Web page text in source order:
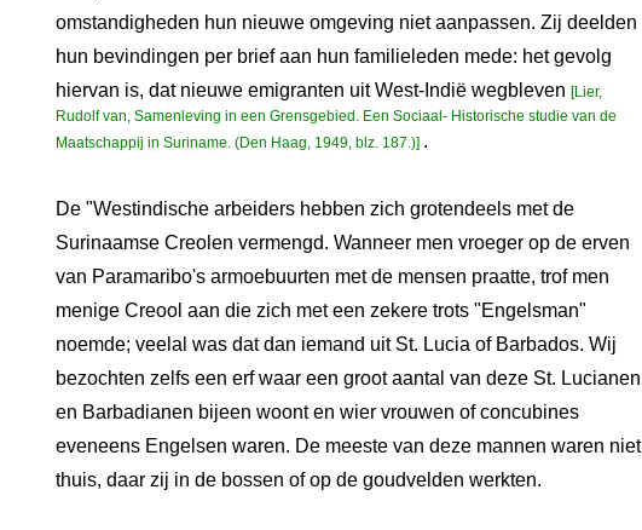
omstandigheden hun nieuwe omgeving niet aanpassen. Zij deelden
hun bevindingen per brief aan hun familieleden mede: het gevolg
hiervan is, dat nieuwe emigranten uit West-Indië wegbleven [Lier,
Rudolf van, Samenleving in een Grensgebied. Een Sociaal- Historische studie van de
Maatschappij in Suriname. (Den Haag, 1949, blz. 187.)] .
De "Westindische arbeiders hebben zich grotendeels met de
Surinaamse Creolen vermengd. Wanneer men vroeger op de erven
van Paramaribo's armoebuurten met de mensen praatte, trof men
menige Creool aan die zich met een zekere trots "Engelsman"
noemde; veelal was dat dan iemand uit St. Lucia of Barbados. Wij
bezochten zelfs een erf waar een groot aantal van deze St. Lucianen
en Barbadianen bijeen woont en wier vrouwen of concubines
eveneens Engelsen waren. De meeste van deze mannen waren niet
thuis, daar zij in de bossen of op de goudvelden werkten.